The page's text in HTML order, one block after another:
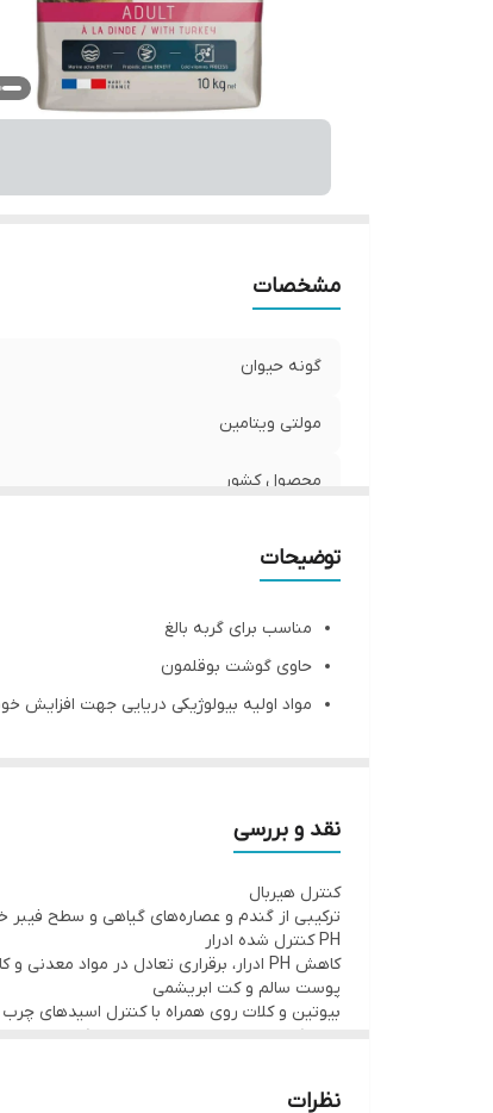
مشخصات
گونه حیوان
مولتی ویتامین
محصول کشور
وزن
برند
توضیحات
مناسب برای گربه بالغ
حاوی گوشت بوقلمون
مواد اولیه بیولوژیکی دریایی جهت افزایش
افزودن پروبیوتیک‌های مفید برای افزایش
افزودن ویتامین‌ها در دمای پایین، جهت حفظ
استفاده از فیبر سیب به علت داشتن اسید
کاهش PH ادرار و کنترل سطح مواد معدنی جهت جلوگیری از تشکیل سنگ کلیه
نقد و بررسی
کنترل هیربال
ترکیبی از گندم و عصاره‌های گیاهی و سطح
PH کنترل شده ادرار
کاهش PH ادرار، برقراری تعادل در مواد معدنی و کاهش سطح آن باعث جلوگیری از تشکیل سنگ کلیه می‌شود.
پوست سالم و کت ابریشمی
نظرات